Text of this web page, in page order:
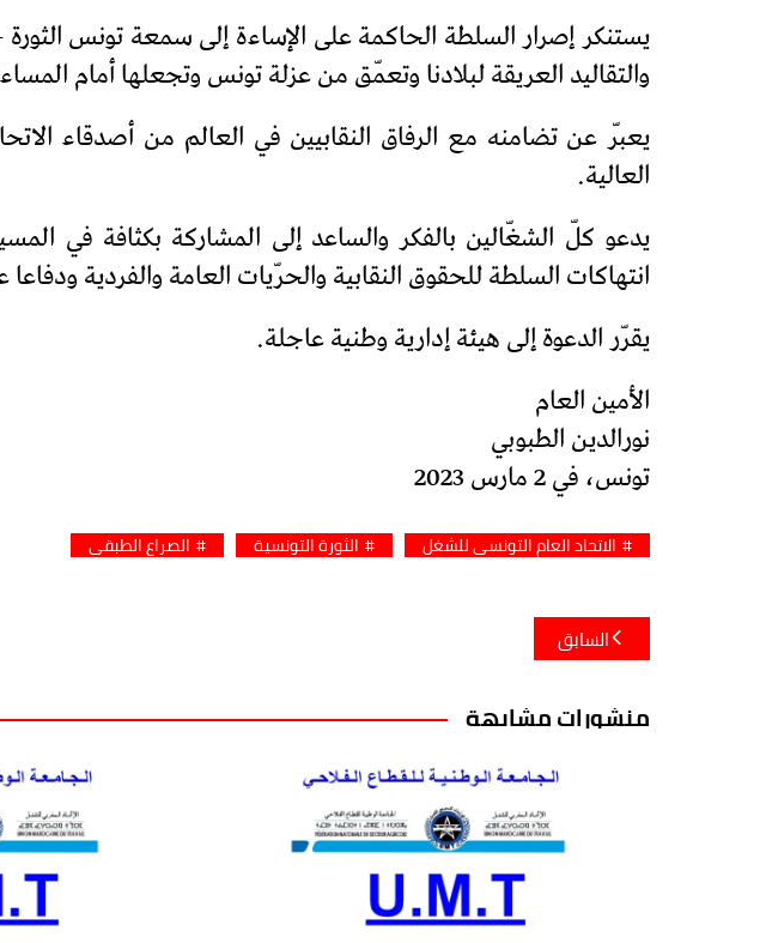
يستنكر إصرار السلطة الحاكمة على الإساءة إلى سمعة تونس الثورة –
والتقاليد العريقة لبلادنا وتعمّق من عزلة تونس وتجعلها أمام
يعبّر عن تضامنه مع الرفاق النقابيين في العالم من أصدقاء
العالية.
انتهاكات السلطة للحقوق النقابية والحرّيات العامة والفردية
يقرّر الدعوة إلى هيئة إدارية وطنية عاجلة.
الأمين العام
نورالدين الطبوبي
تونس، في 2 مارس 2023
الاتحاد العام التونسي للشغل الثورة التونسية الصراع الطبقي
تصفّح
المقالات
السابق
منشورات مشابهة